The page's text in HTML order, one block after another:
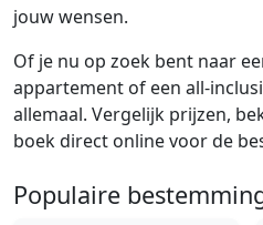
jouw wensen.
Of je nu op zoek bent naar
appartement of een all-
allemaal. Vergelijk prijzen,
boek direct online voor de
Populaire